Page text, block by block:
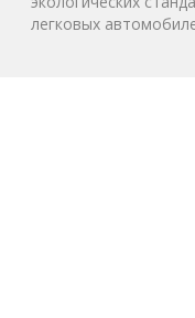
легковых